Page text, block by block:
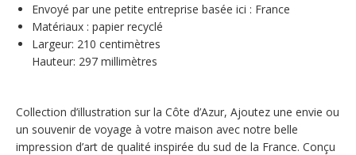
Envoyé par une petite entreprise basée ici : France
Matériaux : papier recyclé
Largeur: 210 centimètres
Hauteur: 297 millimètres
Collection d’illustration sur la Côte d’Azur, Ajoutez une envie ou
un souvenir de voyage à votre maison avec notre belle
impression d’art de qualité inspirée du sud de la France. Conçu